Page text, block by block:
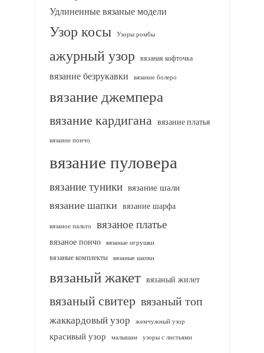
Удлиненные вязаные модели
Узор косы Узоры ромбы
ажурный узор вязаная кофточка
вязание безрукавки вязание болеро
вязание джемпера
вязание кардигана вязание платья
вязание пончо
вязание пуловера
вязание туники вязание шали
вязание шапки вязание шарфа
вязаное пальто вязаное платье
вязаное пончо вязаные игрушки
вязаные комплекты
вязаные шапки
вязаный жакет вязаный жилет
вязаный свитер вязаный топ
жаккардовый узор жемчужный узор
красивый узор малышам узоры с листьями